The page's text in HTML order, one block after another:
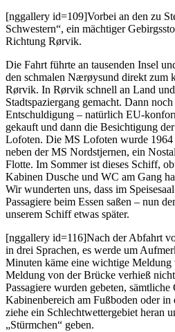
[nggallery id=109]Vorbei an den zu
Schwestern“, ein mächtiger
Richtung Rørvik.
Die Fahrt führte an tausenden Insel
den schmalen Nærøysund direkt zum
Rørvik. In Rørvik schnell an Land
Stadtspaziergang gemacht. Dann
Entschuldigung – natürlich EU-
gekauft und dann die Besichtigung
Lofoten. Die MS Lofoten wurde 1964
neben der MS Nordstjernen, ein
Flotte. Im Sommer ist dieses Schiff,
Kabinen Dusche und WC am Gang
Wir wunderten uns, dass im
Passagiere beim Essen saßen – nun
unserem Schiff etwas später.
[nggallery id=116]Nach der Abfahrt
in drei Sprachen, es werde um
Minuten käme eine wichtige
Meldung von der Brücke verhieß
Passagiere wurden gebeten, sämtliche
Kabinenbereich am Fußboden oder in
ziehe ein Schlechtwettergebiet heran
„Stürmchen“ geben.